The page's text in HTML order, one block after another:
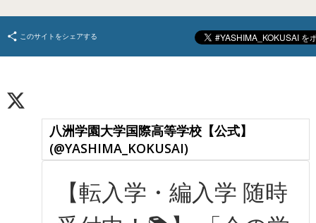
このサイトをシェアする